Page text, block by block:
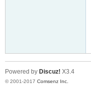
Powered by Discuz! X3.4
© 2001-2017 Comsenz Inc.